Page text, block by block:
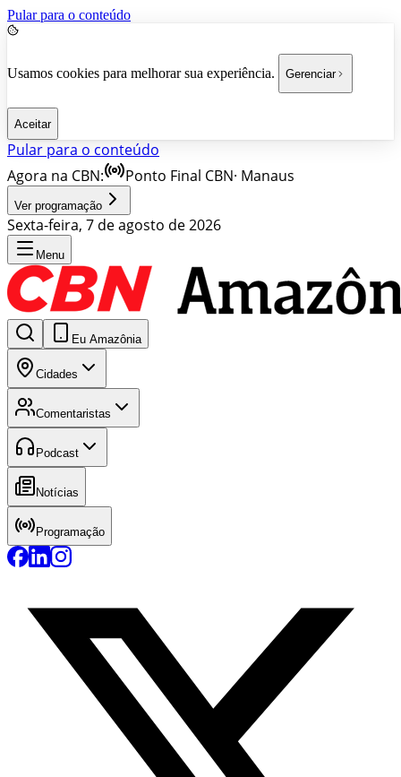
Pular para o conteúdo
Usamos cookies para melhorar sua experiência. Gerenciar
Aceitar
Pular para o conteúdo
Agora na CBN:
Ponto Final CBN· Manaus
Ver programação
Sexta-feira, 7 de agosto de 2026
Menu
Eu Amazônia
Cidades
Comentaristas
Podcast
Notícias
Programação